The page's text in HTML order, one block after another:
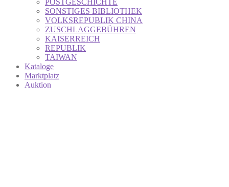
POSTGESCHICHTE
SONSTIGES BIBLIOTHEK
VOLKSREPUBLIK CHINA
ZUSCHLAGGEBÜHREN
KAISERREICH
REPUBLIK
TAIWAN
Kataloge
Marktplatz
Auktion